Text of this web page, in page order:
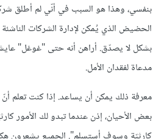
بنفسي، وهذا هو السبب في أنّي لم أطلق
الحضيض الذي يُمكن لإدارة الشركات
بشكل لا يصدّق. أراهن أنه حتى "غوغل"
مدعاة لفقدان الأمل.
معرفة ذلك يمكن أن يساعد. إذا كنت تعلم
بعض الأحيان، إذن عندما تبدو لك الأمور